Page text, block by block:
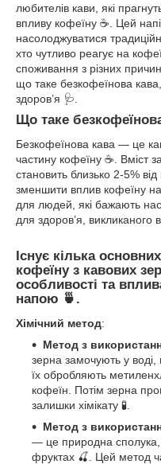
любителів кави, які
впливу кофеїну ☕. Цей
насолоджуватися
хто чутливо реагує на
споживання з різних
що таке безкофеїнова
здоров’я 🩺.
Що таке
Безкофеїнова кава — це
частину кофеїну ☕. Вміст
становить близько 2-5%
зменшити вплив кофеїну
для людей, які бажають
для здоров’я, викликаного
Існує кілька
кофеїну з кавових
особливості та
напою 🍵.
Хімічний метод:
Метод з
зерна замочують у воді,
їх обробляють
кофеїн. Потім зерна
залишки хімікату 🧪.
Метод з
— це природна
фруктах 🍒. Цей метод